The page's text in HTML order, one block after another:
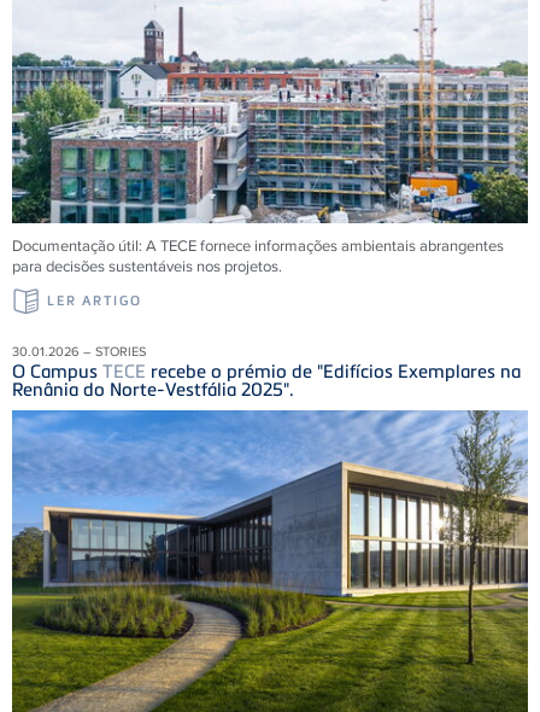
Documentação útil: ATECEfornece informações ambientais abrangentes
para decisões sustentáveis ​​nos projetos.
LER ARTIGO
30.01.2026 – STORIES
O Campus TECE recebe o prémio de "Edifícios Exemplares na
Renânia do Norte-Vestfália 2025".